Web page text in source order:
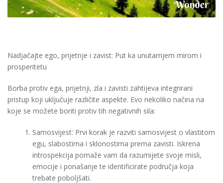
Nadjačajte ego, prijetnje i zavist: Put ka unutarnjem mirom i
prosperitetu
Borba protiv ega, prijetnji, zla i zavisti zahtijeva integrirani
pristup koji uključuje različite aspekte. Evo nekoliko načina na
koje se možete boriti protiv tih negativnih sila:
Samosvijest: Prvi korak je razviti samosvijest o vlastitom
egu, slabostima i sklonostima prema zavisti. Iskrena
introspekcija pomaže vam da razumijete svoje misli,
emocije i ponašanje te identificirate područja koja
trebate poboljšati.